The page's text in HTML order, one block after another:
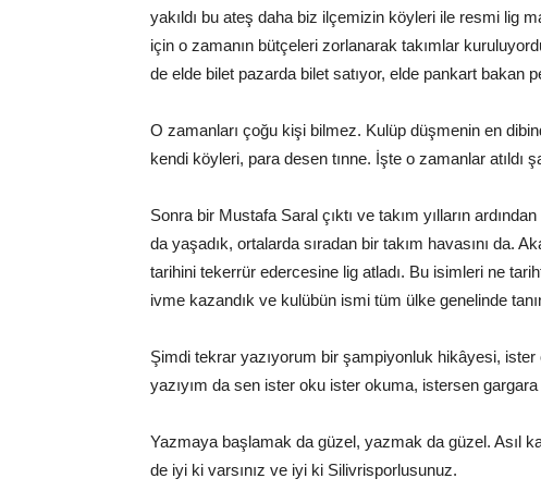
yakıldı bu ateş daha biz ilçemizin köyleri ile resmi lig
için o zamanın bütçeleri zorlanarak takımlar
de elde bilet pazarda bilet satıyor, elde pankart bakan
O zamanları çoğu kişi bilmez. Kulüp düşmenin en
kendi köyleri, para desen tınne. İşte o zamanlar atıldı
Sonra bir Mustafa Saral çıktı ve takım yılların
da yaşadık, ortalarda sıradan bir takım havasını da.
tarihini tekerrür edercesine lig atladı. Bu isimleri ne
ivme kazandık ve kulübün ismi tüm ülke genelinde
Şimdi tekrar yazıyorum bir şampiyonluk hikâyesi,
yazıyım da sen ister oku ister okuma, istersen
Yazmaya başlamak da güzel, yazmak da güzel. Asıl
de iyi ki varsınız ve iyi ki Silivrisporlusunuz.